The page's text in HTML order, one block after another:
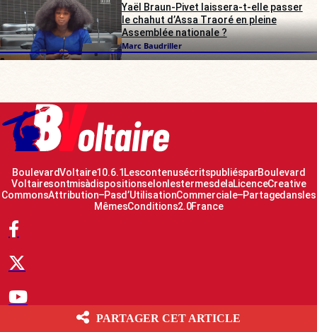
Yaël Braun-Pivet laissera-t-elle passer
le chahut d’Assa Traoré en pleine
Assemblée nationale ?
Marc Baudriller
Boulevard Voltaire 10.6.1 Les contenus écrits publiés par Boulevard
Voltaire sont mis à disposition selon les termes de la Licence Creative
Commons Attribution – Pas d’Utilisation Commerciale – Partage dans les
Mêmes Conditions 2.0 France
PARTAGER CET ARTICLE